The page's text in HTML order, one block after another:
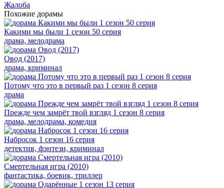
Жалоба
Похожие дорамы
Какими мы были 1 сезон 50 серия
драма, мелодрама
Овод (2017)
драма, криминал
Потому что это в первый раз 1 сезон 8 серия
драма
Прежде чем замрёт твой взгляд 1 сезон 8 серия
драма, мелодрама, комедия
Набросок 1 сезон 16 серия
детектив, фэнтези, криминал
Смертельная игра (2010)
фантастика, боевик, триллер